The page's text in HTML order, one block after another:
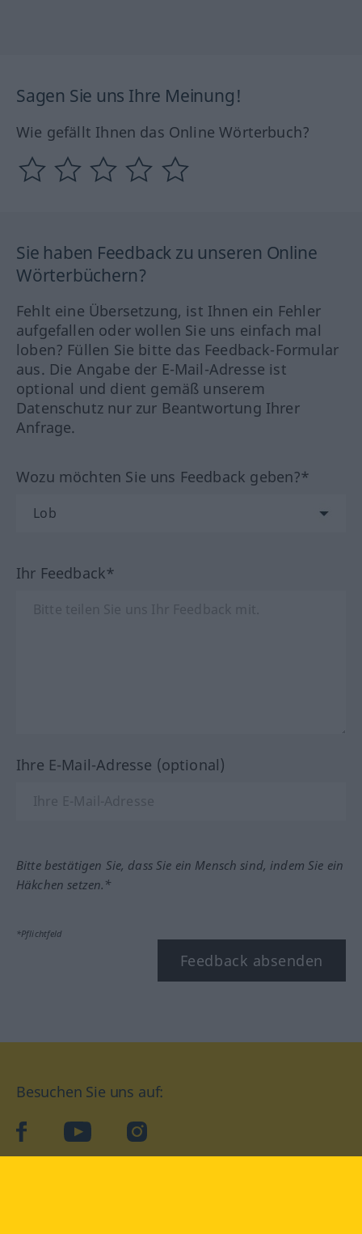
Sagen Sie uns Ihre Meinung!
Wie gefällt Ihnen das Online Wörterbuch?
Sie haben Feedback zu unseren Online
Wörterbüchern?
Fehlt eine Übersetzung, ist Ihnen ein Fehler
aufgefallen oder wollen Sie uns einfach mal
loben? Füllen Sie bitte das Feedback-Formular
aus. Die Angabe der E-Mail-Adresse ist
optional und dient gemäß unserem
Datenschutz nur zur Beantwortung Ihrer
Anfrage.
Wozu möchten Sie uns Feedback geben?*
Ihr Feedback*
Ihre E-Mail-Adresse (optional)
Bitte bestätigen Sie, dass Sie ein Mensch sind, indem Sie ein
Häkchen setzen.*
*Pflichtfeld
Feedback absenden
Besuchen Sie uns auf:
facebookYouTube Instagram